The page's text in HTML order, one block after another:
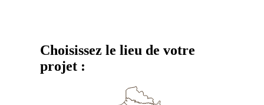
Choisissez le lieu de votre
projet :